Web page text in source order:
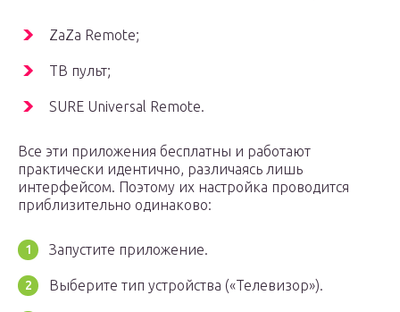
ZaZa Remote;
ТВ пульт;
SURE Universal Remote.
Все эти приложения бесплатны и работают
практически идентично, различаясь лишь
интерфейсом. Поэтому их настройка проводится
приблизительно одинаково:
Запустите приложение.
Выберите тип устройства («Телевизор»).